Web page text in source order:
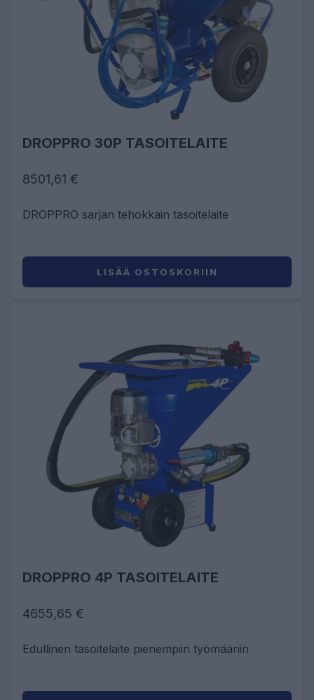
DROPPRO 30P TASOITELAITE
8501,61 €
DROPPRO sarjan tehokkain tasoitelaite
LISÄÄ OSTOSKORIIN
DROPPRO 4P TASOITELAITE
4655,65 €
Edullinen tasoitelaite pienempiin työmääriin